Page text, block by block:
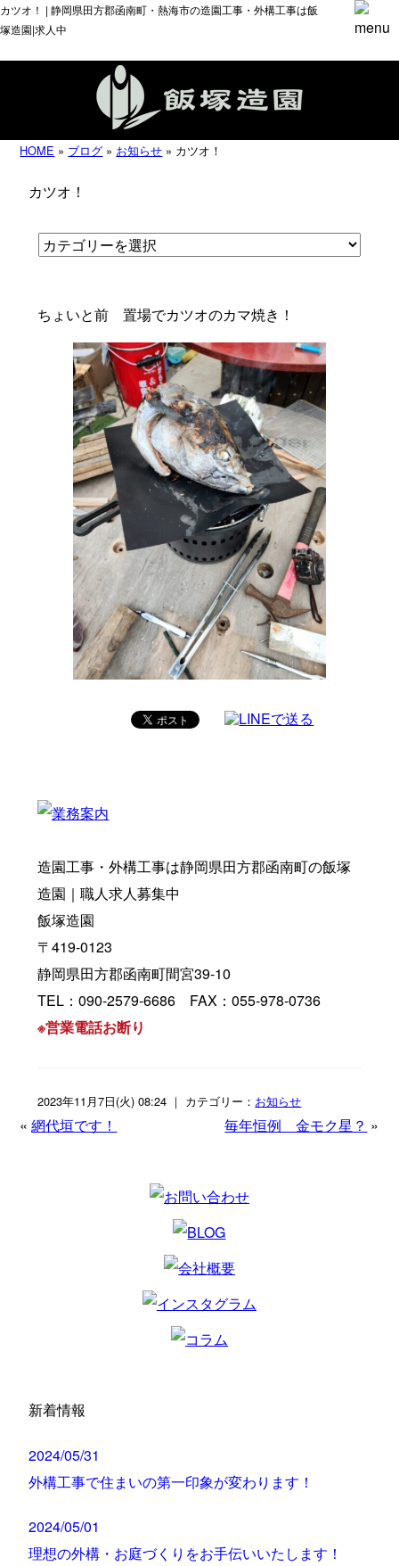
カツオ！ | 静岡県田方郡函南町・熱海市の造園工事・外構工事は飯
塚造園|求人中
HOME » ブログ » お知らせ » カツオ！
カツオ！
ちょいと前 置場でカツオのカマ焼き！
造園工事・外構工事は静岡県田方郡函南町の飯塚
造園｜職人求人募集中
飯塚造園
〒419-0123
静岡県田方郡函南町間宮39-10
TEL：090-2579-6686 FAX：055-978-0736
※営業電話お断り
2023年11月7日(火) 08:24 ｜ カテゴリー： お知らせ
«網代垣です！ 毎年恒例 金モク星？ »
新着情報
2024/05/31
外構工事で住まいの第一印象が変わります！
2024/05/01
理想の外構・お庭づくりをお手伝いいたします！